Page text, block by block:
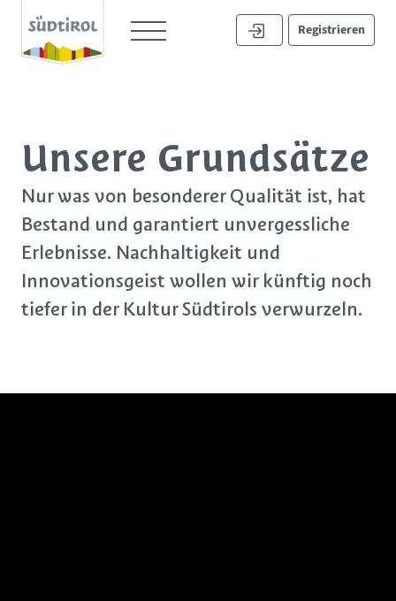
Registrieren
Unsere Grundsätze
Nur was von besonderer Qualität ist, hat
Bestand und garantiert unvergessliche
Erlebnisse. Nachhaltigkeit und
Innovationsgeist wollen wir künftig noch
tiefer in der Kultur Südtirols verwurzeln.